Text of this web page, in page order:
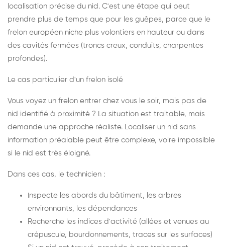
localisation précise du nid. C'est une étape qui peut
prendre plus de temps que pour les guêpes, parce que le
frelon européen niche plus volontiers en hauteur ou dans
des cavités fermées (troncs creux, conduits, charpentes
profondes).
Le cas particulier d'un frelon isolé
Vous voyez un frelon entrer chez vous le soir, mais pas de
nid identifié à proximité ? La situation est traitable, mais
demande une approche réaliste. Localiser un nid sans
information préalable peut être complexe, voire impossible
si le nid est très éloigné.
Dans ces cas, le technicien :
Inspecte les abords du bâtiment, les arbres
environnants, les dépendances
Recherche les indices d'activité (allées et venues au
crépuscule, bourdonnements, traces sur les surfaces)